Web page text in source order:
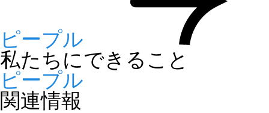
ピープル
私たちにできること
ピープル
関連情報